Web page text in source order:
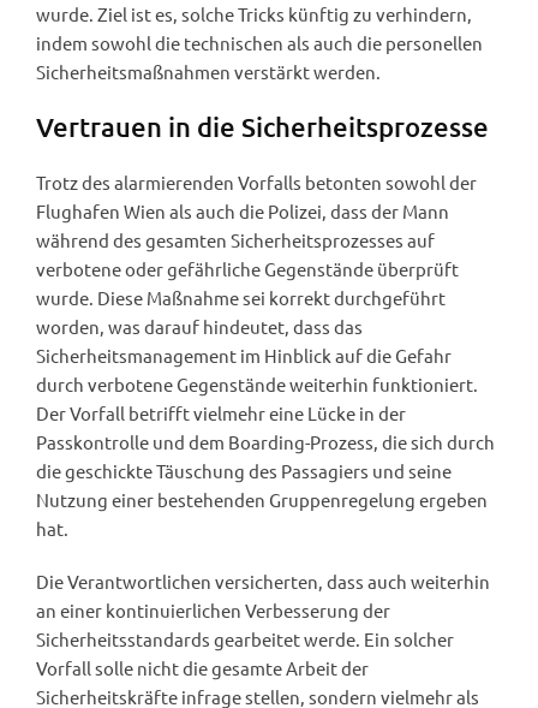
wurde. Ziel ist es, solche Tricks künftig zu verhindern,
indem sowohl die technischen als auch die personellen
Sicherheitsmaßnahmen verstärkt werden.
Vertrauen in die Sicherheitsprozesse
Trotz des alarmierenden Vorfalls betonten sowohl der
Flughafen Wien als auch die Polizei, dass der Mann
während des gesamten Sicherheitsprozesses auf
verbotene oder gefährliche Gegenstände überprüft
wurde. Diese Maßnahme sei korrekt durchgeführt
worden, was darauf hindeutet, dass das
Sicherheitsmanagement im Hinblick auf die Gefahr
durch verbotene Gegenstände weiterhin funktioniert.
Der Vorfall betrifft vielmehr eine Lücke in der
Passkontrolle und dem Boarding-Prozess, die sich durch
die geschickte Täuschung des Passagiers und seine
Nutzung einer bestehenden Gruppenregelung ergeben
hat.
Die Verantwortlichen versicherten, dass auch weiterhin
an einer kontinuierlichen Verbesserung der
Sicherheitsstandards gearbeitet werde. Ein solcher
Vorfall solle nicht die gesamte Arbeit der
Sicherheitskräfte infrage stellen, sondern vielmehr als